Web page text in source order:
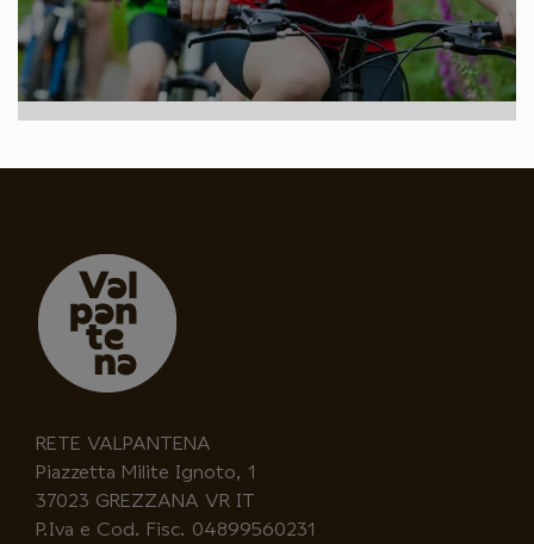
RETE VALPANTENA
Piazzetta Milite Ignoto, 1
37023 GREZZANA VR IT
P.Iva e Cod. Fisc. 04899560231